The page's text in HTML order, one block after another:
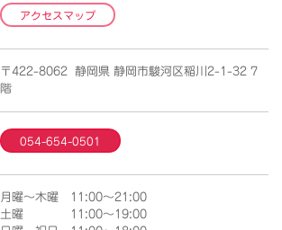
アクセスマップ
〒422-8062 静岡県 静岡市駿河区稲川2-1-32 7
階
054-654-0501
月曜～木曜 11:00～21:00
土曜 11:00～19:00